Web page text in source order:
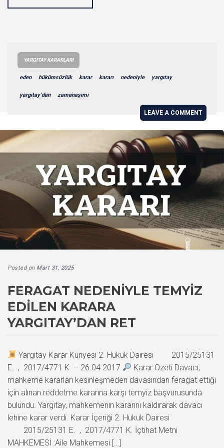
YARGITAY KARARLARI
eden hükümsüzlük karar kararı nedeniyle yargıtay
yargıtay’dan zamanaşımı
LEAVE A COMMENT
Posted on Mart 31, 2025
FERAGAT NEDENIYLE TEMYIZ
EDILEN KARARA
YARGITAY’DAN RET
Yargıtay Karar Künyesi 2. Hukuk Dairesi 2015/25131
E. , 2017/4771 K. – 26.04.2017
Karar Özeti Davacı,
mahkeme kararları kesinleşmeden davasından feragat ettiği
için alınan reddetme kararına karşı temyiz başvurusunda
bulundu. Yargıtay, mahkemenin kararını kaldırarak davacı
lehine karar verdi. Karar İçeriği 2. Hukuk Dairesi
2015/25131 E. , 2017/4771 K. İçtihat Metni
MAHKEMESİ :Aile Mahkemesi […]